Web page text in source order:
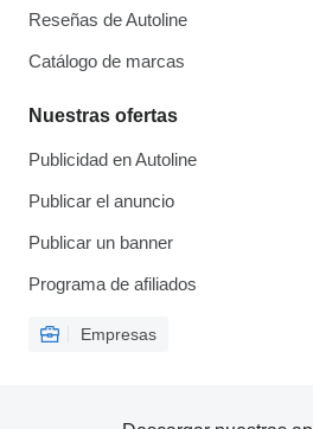
Reseñas de Autoline
Catálogo de marcas
Nuestras ofertas
Publicidad en Autoline
Publicar el anuncio
Publicar un banner
Programa de afiliados
Empresas